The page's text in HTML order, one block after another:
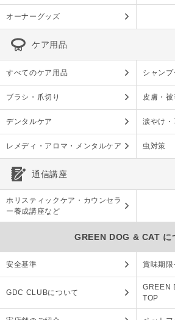
オーナーグッズ
ケア用品
すべてのケア用品 シャン
ブラシ・爪切り 皮膚・
デンタルケア 涙やけ
レメディ・アロマ・メンタルケア 虫対策
通信講座
ホリスティックケア・カウンセラ
ー養成講座など
GREEN DOG & CAT に
安全基準 賞味期限
GDC CLUBについて
GREEN
TOP